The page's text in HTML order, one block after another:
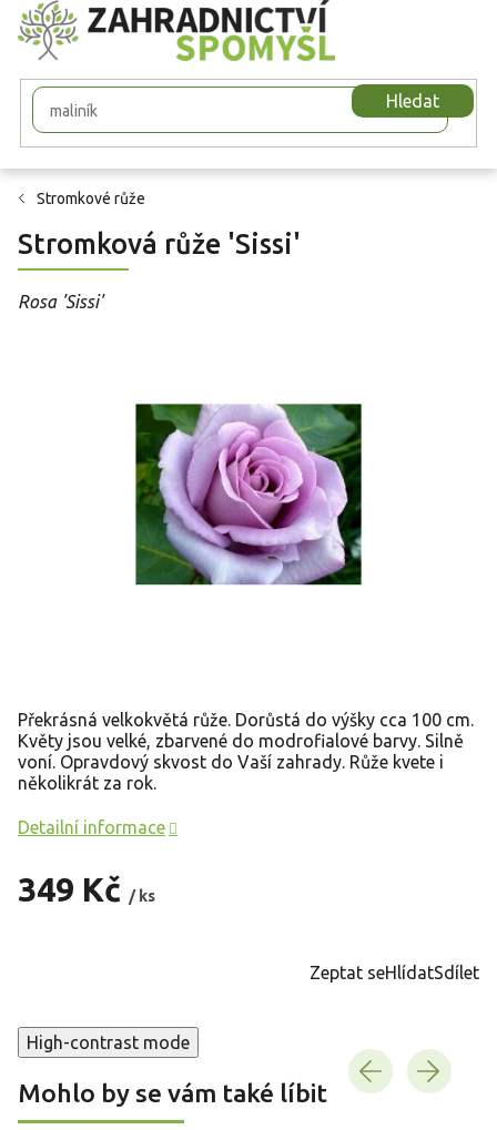
Přejít
na
obsah
Hledat
Stromkové růže
Stromková růže 'Sissi'
Rosa 'Sissi'
349 Kč / ks
Překrásná velkokvětá růže. Dorůstá do výšky cca 100 cm.
Květy jsou velké, zbarvené do modrofialové barvy. Silně
voní. Opravdový skvost do Vaší zahrady. Růže kvete i
několikrát za rok.
Detailní informace
Zeptat seHlídatSdílet
High-contrast mode
Mohlo by se vám také líbit